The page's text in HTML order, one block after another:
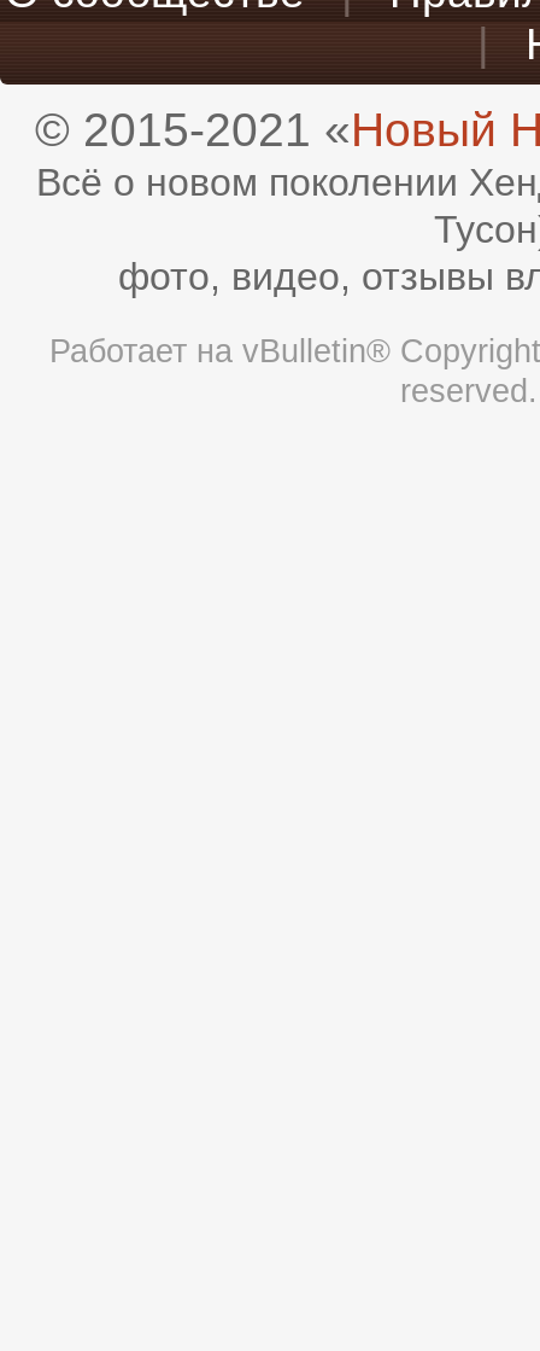
|
© 2015-2021 «Новый
Всё о новом поколении
фото, видео, отзывы
Работает на vBulletin®